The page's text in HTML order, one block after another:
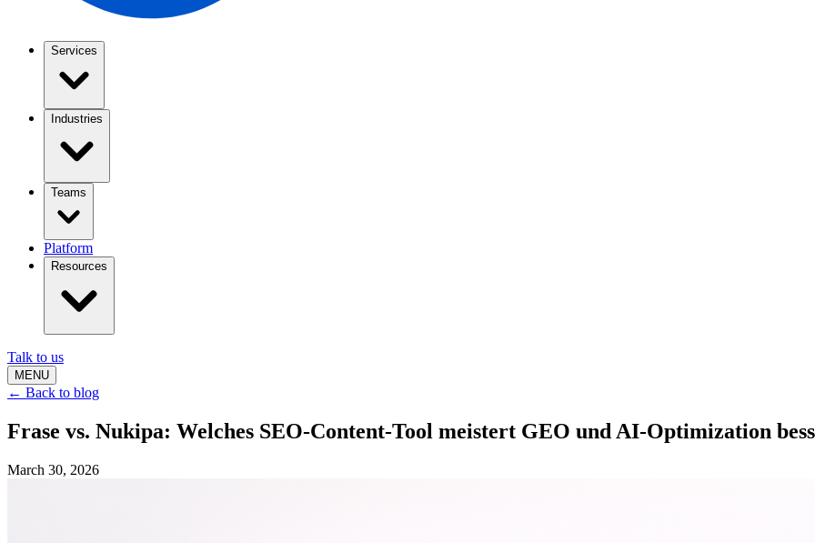
Services
Industries
Teams
Platform
Resources
Talk to us
MENU
← Back to blog
Frase vs. Nukipa: Welches SEO-Content-Tool meistert GEO und AI-Optimization
March 30, 2026